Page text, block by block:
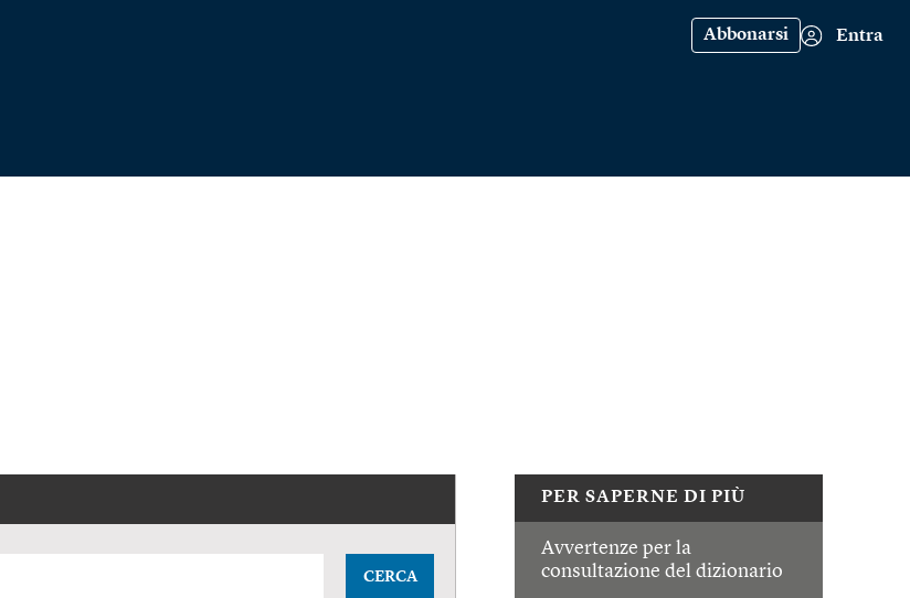
Abbonarsi Entra
PER SAPERNE DI PIÙ
Avvertenze per la
consultazione del dizionario
CERCA